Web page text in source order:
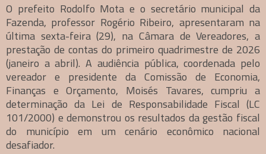
O prefeito Rodolfo Mota e o secretário municipal da
Fazenda, professor Rogério Ribeiro, apresentaram na
última sexta-feira (29), na Câmara de Vereadores, a
prestação de contas do primeiro quadrimestre de 2026
(janeiro a abril). A audiência pública, coordenada pelo
vereador e presidente da Comissão de Economia,
Finanças e Orçamento, Moisés Tavares, cumpriu a
determinação da Lei de Responsabilidade Fiscal (LC
101/2000) e demonstrou os resultados da gestão fiscal
do município em um cenário econômico nacional
desafiador.